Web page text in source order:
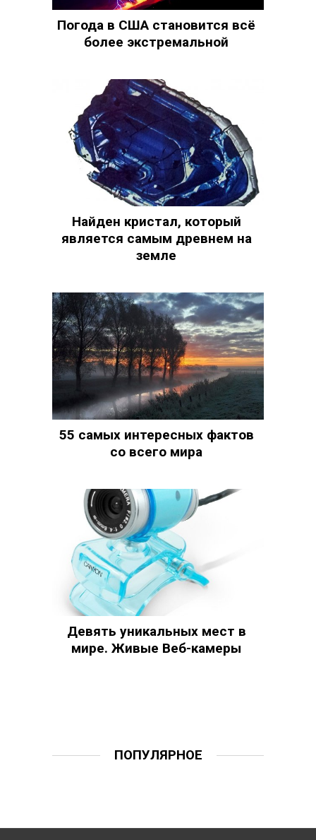
Погода в США становится всё
более экстремальной
Найден кристал, который
является самым древнем на
земле
55 самых интересных фактов
со всего мира
Девять уникальных мест в
мире. Живые Веб-камеры
ПОПУЛЯРНОЕ